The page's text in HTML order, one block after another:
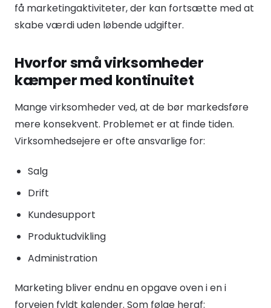
få marketingaktiviteter, der kan fortsætte med at
skabe værdi uden løbende udgifter.
Hvorfor små virksomheder
kæmper med kontinuitet
Mange virksomheder ved, at de bør markedsføre
mere konsekvent. Problemet er at finde tiden.
Virksomhedsejere er ofte ansvarlige for:
Salg
Drift
Kundesupport
Produktudvikling
Administration
Marketing bliver endnu en opgave oven i en i
forvejen fyldt kalender. Som følge heraf: